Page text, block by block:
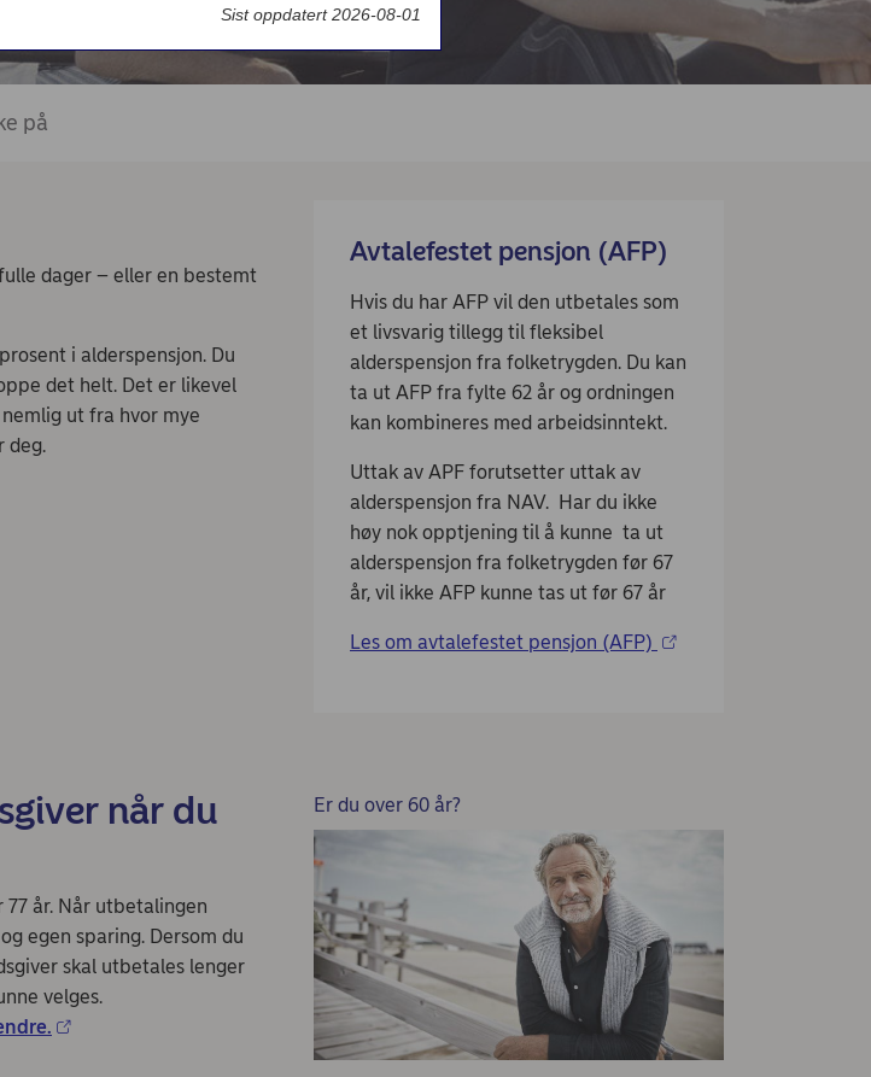
på
dager – eller en bestemt
i alderspensjon. Du
det helt. Det er likevel
ut fra hvor mye
deg.
Avtalefestet pensjon (AFP)
Hvis du har AFP vil den utbetales som
et livsvarig tillegg til fleksibel
alderspensjon fra folketrygden. Du kan
ta ut AFP fra fylte 62 år og ordningen
kan kombineres med arbeidsinntekt.
Uttak av APF forutsetter uttak av
alderspensjon fra NAV. Har du ikke
høy nok opptjening til å kunne ta ut
alderspensjon fra folketrygden før 67
år, vil ikke AFP kunne tas ut før 67 år
Les om avtalefestet pensjon (AFP)
når du
år. Når utbetalingen
egen sparing. Dersom du
skal utbetales lenger
velges.
Er du over 60 år?
Sist oppdatert 2026-08-01